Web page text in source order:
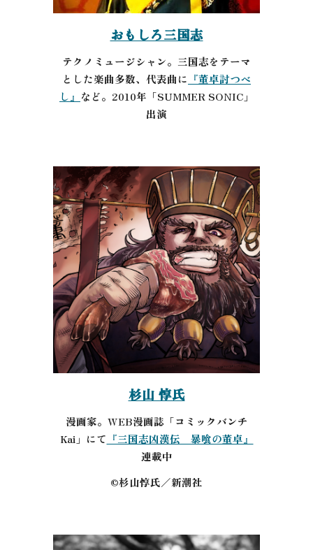
おもしろ三国志
テクノミュージシャン。三国志をテーマ
とした楽曲多数、代表曲に 『董卓討つべ
し』 など。2010年「SUMMER SONIC」
出演
杉山 惇氏
漫画家。WEB漫画誌「コミックバンチ
Kai」にて 『三国志凶漢伝 暴喰の董卓』
連載中
©杉山惇氏／新潮社